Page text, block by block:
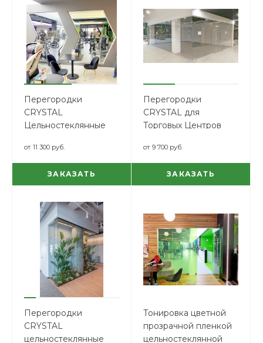
Перегородки
CRYSTAL
Цельностеклянные
от 11 300 руб.
ЗАКАЗАТЬ
Перегородки
CRYSTAL для
Торговых Центров
от 9 700 руб.
ЗАКАЗАТЬ
Перегородки
CRYSTAL
цельностеклянные
Тонировка цветной
прозрачной пленкой
цельностеклянной